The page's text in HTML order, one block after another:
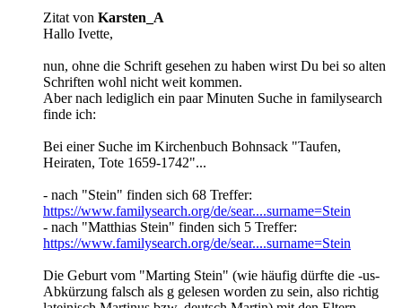
Zitat von Karsten_A
Hallo Ivette,
nun, ohne die Schrift gesehen zu haben wirst Du bei so alten
Schriften wohl nicht weit kommen.
Aber nach lediglich ein paar Minuten Suche in familysearch
finde ich:
Bei einer Suche im Kirchenbuch Bohnsack "Taufen,
Heiraten, Tote 1659-1742"...
- nach "Stein" finden sich 68 Treffer:
https://www.familysearch.org/de/sear....surname=Stein
- nach "Matthias Stein" finden sich 5 Treffer:
https://www.familysearch.org/de/sear....surname=Stein
Die Geburt vom "Marting Stein" (wie häufig dürfte die -us-
Abkürzung falsch als g gelesen worden zu sein, also richtig